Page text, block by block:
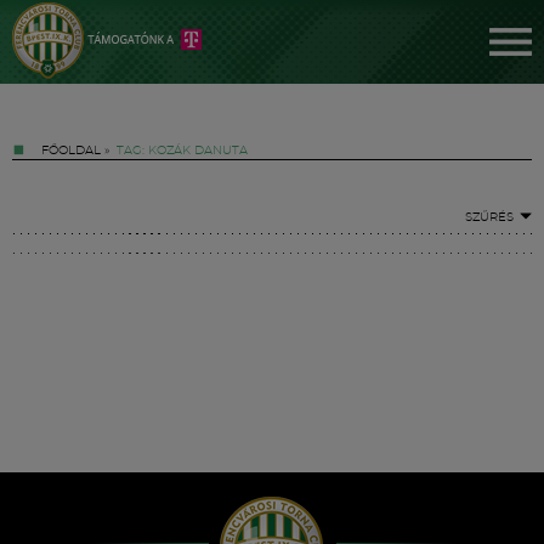
FŐOLDAL » TAG: KOZÁK DANUTA
SZŰRÉS
Hírek